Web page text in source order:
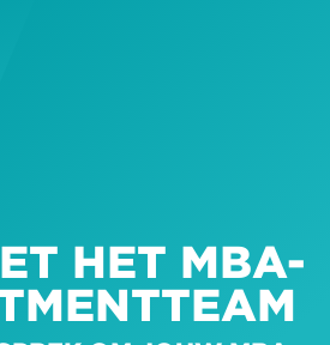
HET MBA-